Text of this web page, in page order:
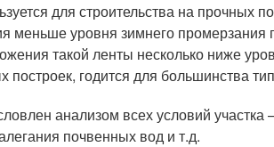
для строительства на прочных
меньше уровня зимнего промерзания
такой ленты несколько ниже
годится для большинства
анализом всех условий участка
почвенных вод и т.д.